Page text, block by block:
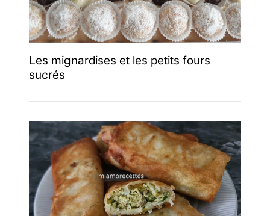
Les mignardises et les petits fours
sucrés